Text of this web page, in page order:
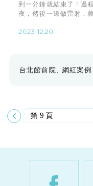
到一分鐘就結束了！過
夜，然後一邊做雷射，
2023.12.20
台北館前院 網紅案例